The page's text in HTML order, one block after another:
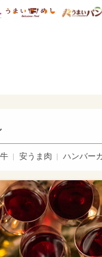
研 ディズニー特集
mimot. うまいめし
安うま肉 ハンバー